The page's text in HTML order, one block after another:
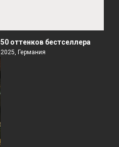
50 оттенков бестселлера
2025, Германия